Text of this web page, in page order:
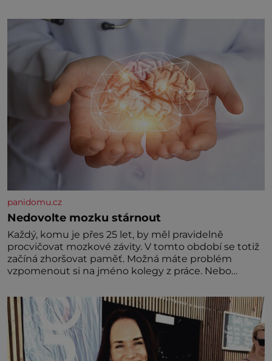
král. Nebo že by ne? Mongolové od roku 1223
postupují podél Kaspického a Azovského moře,
panidomu.cz
Nedovolte mozku stárnout
Každý, komu je přes 25 let, by měl pravidelně
procvičovat mozkové závity. V tomto období se totiž
začíná zhoršovat paměť. Možná máte problém
vzpomenout si na jméno kolegy z práce. Nebo
nedávno přečetli. Je to opravdu tak, s věkem jako
kdyby se paměť rozhodla stávkovat. Cvičte